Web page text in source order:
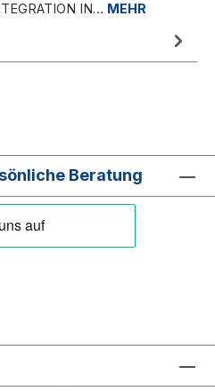
IN… MEHR
Beratung